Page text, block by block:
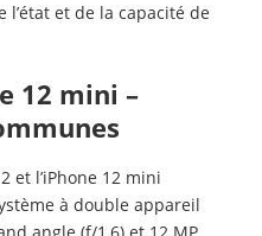
l’état et de la capacité de
12 mini –
et l’iPhone 12 mini
à double appareil